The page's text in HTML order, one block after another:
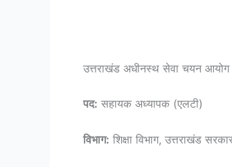
उत्तराखंड अधीनस्थ सेवा चयन आयोग
पद: सहायक अध्यापक (एलटी)
विभाग: शिक्षा विभाग, उत्तराखंड